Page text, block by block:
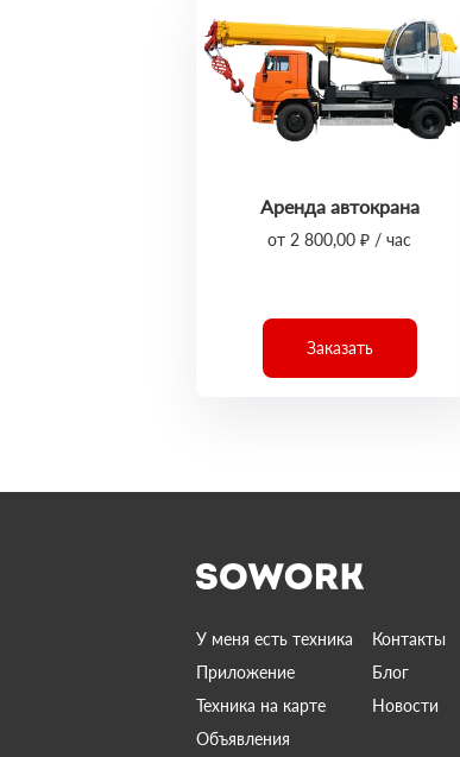
Аренда автокрана
от 2 800,00 ₽ / час
Заказать
У меня есть техника
Контакты
Приложение
Блог
Техника на карте
Новости
Объявления